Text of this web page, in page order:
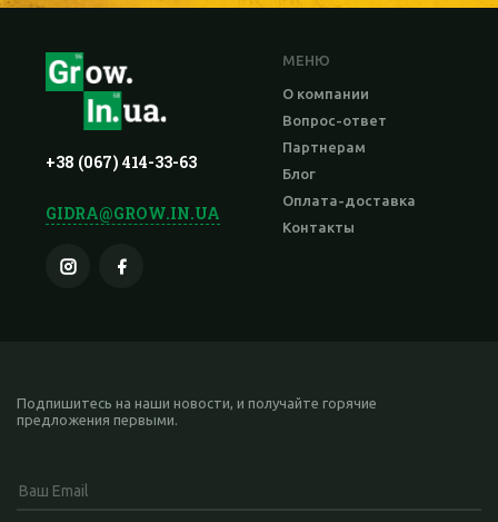
+38 (067) 414-33-63
GIDRA@GROW.IN.UA
МЕНЮ
О компании
Вопрос-ответ
Партнерам
Блог
Оплата-доставка
Контакты
Подпишитесь на наши новости, и получайте горячие
предложения первыми.